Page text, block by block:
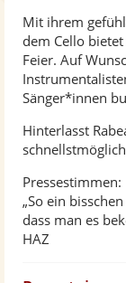
Mit ihrem
dem Cello
Feier. Auf
Sänger*innen
Hinterlasst
Pressestimmen:
„So ein
dass man es
HAZ